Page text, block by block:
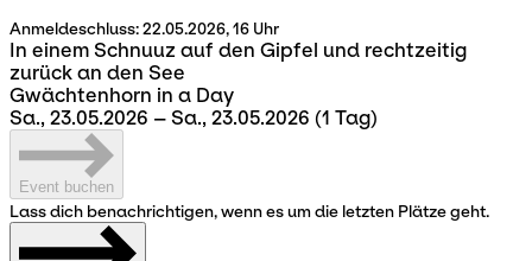
Anmeldeschluss:22.05.2026, 16 Uhr
In einem Schnuuz auf den Gipfel und rechtzeitig
zurück an den See
Gwächtenhorn in a Day
Sa., 23.05.2026 – Sa., 23.05.2026 (1 Tag)
Event buchen
Lass dich benachrichtigen, wenn es um die letzten Plätze geht.